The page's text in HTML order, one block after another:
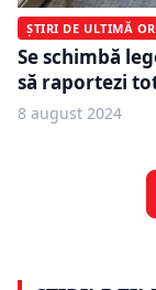
ȘTIRI DE ULTIMĂ
Se schimbă
să raportezi
8 august 2024